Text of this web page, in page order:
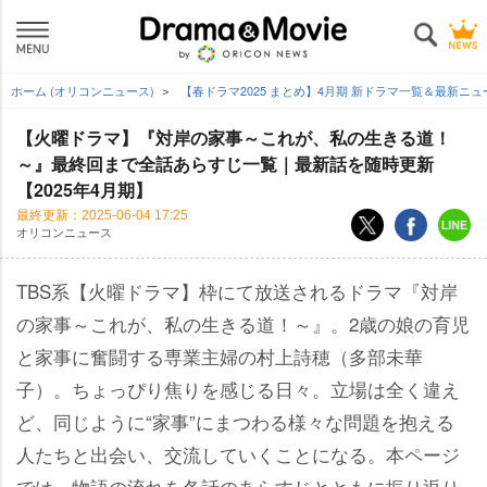
ホーム (オリコンニュース) 【春ドラマ2025 まとめ】4月期 新ドラマ一覧＆最新ニ
【火曜ドラマ】『対岸の家事～これが、私の生きる道！
～』最終回まで全話あらすじ一覧｜最新話を随時更新
【2025年4月期】
最終更新： 2025-06-04 17:25
オリコンニュース
TBS系【火曜ドラマ】枠にて放送されるドラマ『対岸
の家事～これが、私の生きる道！～』。2歳の娘の育児
と家事に奮闘する専業主婦の村上詩穂（多部未華
子）。ちょっぴり焦りを感じる日々。立場は全く違え
ど、同じように“家事”にまつわる様々な問題を抱える
人たちと出会い、交流していくことになる。本ページ